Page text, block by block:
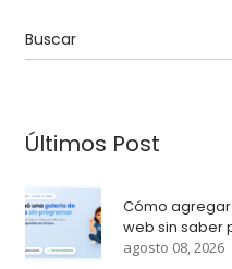
Últimos Post
Cómo
web sin saber
agosto 08, 2026